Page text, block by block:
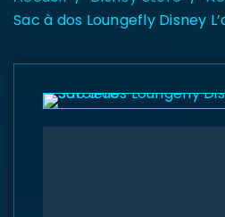
Sac à dos Loungefly Disney